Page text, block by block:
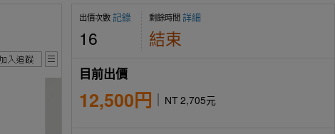
出價次數記錄
16
剩餘時間詳細
結束
目前出價
12,500円 NT 2,705元